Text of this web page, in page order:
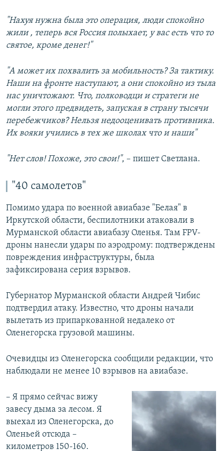
"Нахуя нужна была это операция, люди спокойно
жили , теперь вся Россия полыхает, у вас есть что то
святое, кроме денег!"
"А может их похвалить за мобильность? За тактику.
Наши на фронте наступают, а они спокойно из тыла
нас уничтожают. Что, полководци и стратеги не
могли этого предвидеть, запуская в страну тысячи
перебежчиков? Нельзя недооценивать противника.
Их вояки учились в тех же школах что и наши"
"Нет слов! Похоже, это свои!", – пишет Светлана.
"40 самолетов"
Помимо удара по военной авиабазе "Белая" в
Иркутской области, беспилотники атаковали в
Мурманской области авиабазу Оленья. Там FPV-
дроны нанесли удары по аэродрому: подтверждены
повреждения инфраструктуры, была
зафиксирована серия взрывов.
Губернатор Мурманской области Андрей Чибис
подтвердил атаку. Известно, что дроны начали
вылетать из припаркованной недалеко от
Оленегорска грузовой машины.
Очевидцы из Оленегорска сообщили редакции, что
наблюдали не менее 10 взрывов на авиабазе.
– Я прямо сейчас вижу
завесу дыма за лесом. Я
выехал из Оленегорска, до
Оленьей отсюда –
километров 150-160.